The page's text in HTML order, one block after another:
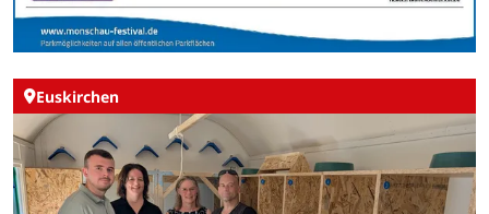
Euskirchen